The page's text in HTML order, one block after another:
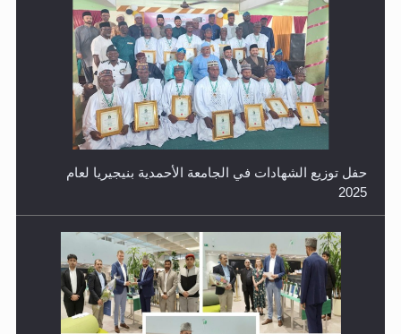
حفل توزيع الشهادات في الجامعة الأحمدية بنيجيريا لعام
2025